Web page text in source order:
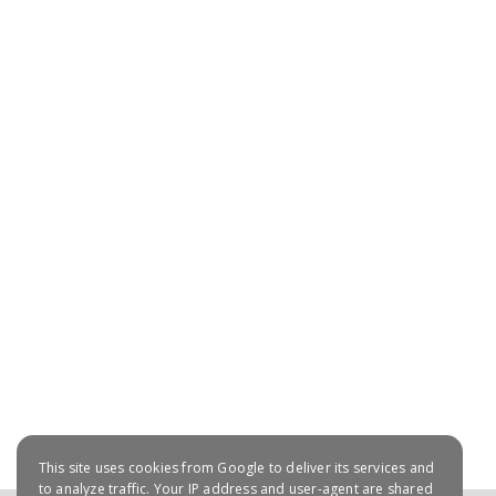
This site uses cookies from Google to deliver its services and
to analyze traffic. Your IP address and user-agent are shared